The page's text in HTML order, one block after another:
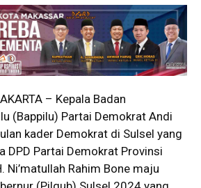
– Kepala Badan
(Bappilu) Partai Demokrat Andi
kader Demokrat di Sulsel yang
DPD Partai Demokrat Provinsi
Ni’matullah Rahim Bone maju